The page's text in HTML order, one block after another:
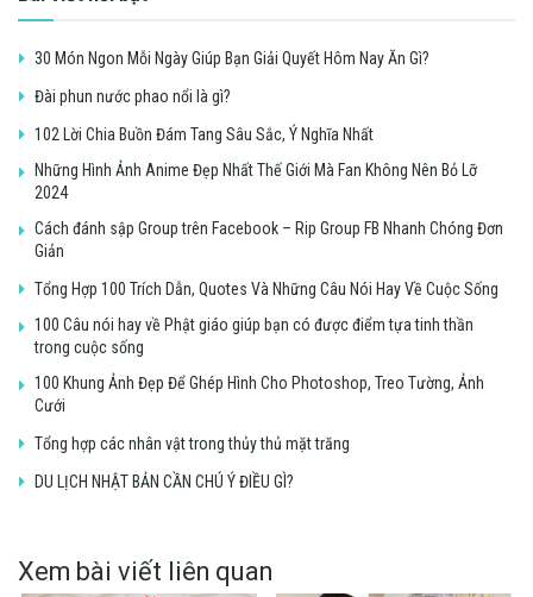
30 Món Ngon Mỗi Ngày Giúp Bạn Giải Quyết Hôm Nay Ăn Gì?
Đài phun nước phao nổi là gì?
102 Lời Chia Buồn Đám Tang Sâu Sắc, Ý Nghĩa Nhất
Những Hình Ảnh Anime Đẹp Nhất Thế Giới Mà Fan Không Nên Bỏ Lỡ
2024
Cách đánh sập Group trên Facebook – Rip Group FB Nhanh Chóng Đơn
Giản
Tổng Hợp 100 Trích Dẫn, Quotes Và Những Câu Nói Hay Về Cuộc Sống
100 Câu nói hay về Phật giáo giúp bạn có được điểm tựa tinh thần
trong cuộc sống
100 Khung Ảnh Đẹp Để Ghép Hình Cho Photoshop, Treo Tường, Ảnh
Cưới
Tổng hợp các nhân vật trong thủy thủ mặt trăng
DU LỊCH NHẬT BẢN CẦN CHÚ Ý ĐIỀU GÌ?
Xem bài viết liên quan